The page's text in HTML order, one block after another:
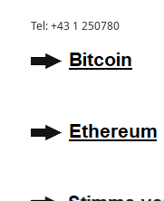
Tel: +43 1 250780